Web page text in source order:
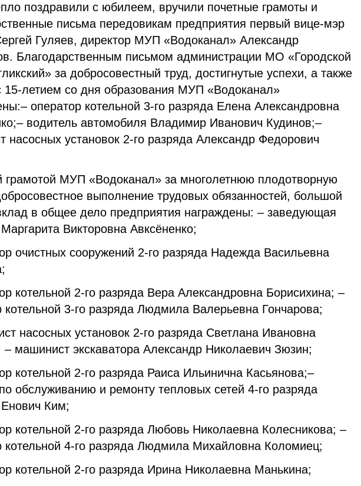
поздравили с юбилеем, вручили почетные грамоты и
письма передовикам предприятия первый вице-мэр
Гуляев, директор МУП «Водоканал» Александр
Благодарственным письмом администрации МО «Городской
за добросовестный труд, достигнутые успехи, а также
15-летием со дня образования МУП «Водоканал»
оператор котельной 3-го разряда Елена Александровна
водитель автомобиля Владимир Иванович Кудинов;–
насосных установок 2-го разряда Александр Федорович
грамотой МУП «Водоканал» за многолетнюю плодотворную
выполнение трудовых обязанностей, большой
в общее дело предприятия награждены: – заведующая
Викторовна Авксёненко;
очистных сооружений 2-го разряда Надежда Васильевна
котельной 2-го разряда Вера Александровна Борисихина; –
котельной 3-го разряда Людмила Валерьевна Гончарова;
насосных установок 2-го разряда Светлана Ивановна
– машинист экскаватора Александр Николаевич Зюзин;
котельной 2-го разряда Раиса Ильинична Касьянова;–
обслуживанию и ремонту тепловых сетей 4-го разряда
Ким;
котельной 2-го разряда Любовь Николаевна Колесникова; –
котельной 4-го разряда Людмила Михайловна Коломиец;
котельной 2-го разряда Ирина Николаевна Манькина;